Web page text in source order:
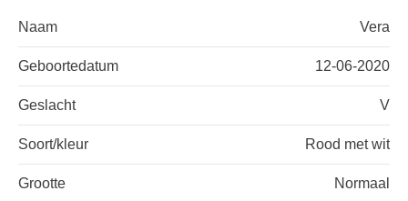
Naam Vera
Geboortedatum 12-06-2020
Geslacht V
Soort/kleur Rood met wit
Grootte Normaal